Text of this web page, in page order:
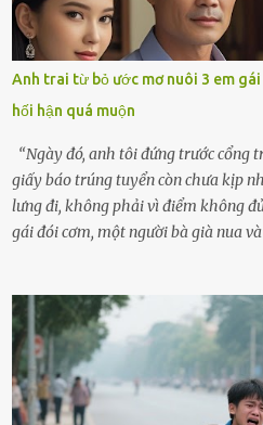
sẽ kể cho em nghe cả tuần không
hiền, vuốt tóc vợ. Bà Hạnh nhìn
lòng cũng rộn ràng. Bà vốn ít có dịp
nên lần này cũng đành ở nhà.
“Con sẽ nhặt thật nhiều vỏ sò cho
bánh rời khỏi bến...
Anh trai từ bỏ ước mơ nuôi 3 em
hối hận quá muộn
“Ngày đó, anh tôi đứng trước cổng
giấy báo trúng tuyển còn chưa kịp
lưng đi, không phải vì điểm không
gái đói cơm, một người bà già nua
có tin tức. Mọi gánh nặng đổ dồn
cụ Nguyễn Thị Đào – và cậu con trai
Trí là học sinh giỏi toàn huyện, học
làm thuê, biết đi cày thuê từ 4h
trong làng thương lắm, bảo: